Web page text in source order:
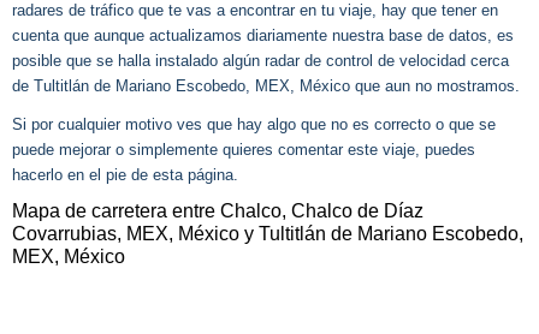
radares de tráfico que te vas a encontrar en tu viaje, hay que tener en
cuenta que aunque actualizamos diariamente nuestra base de datos, es
posible que se halla instalado algún radar de control de velocidad cerca
de Tultitlán de Mariano Escobedo, MEX, México que aun no mostramos.
Si por cualquier motivo ves que hay algo que no es correcto o que se
puede mejorar o simplemente quieres comentar este viaje, puedes
hacerlo en el pie de esta página.
Mapa de carretera entre Chalco, Chalco de Díaz
Covarrubias, MEX, México y Tultitlán de Mariano Escobedo,
MEX, México